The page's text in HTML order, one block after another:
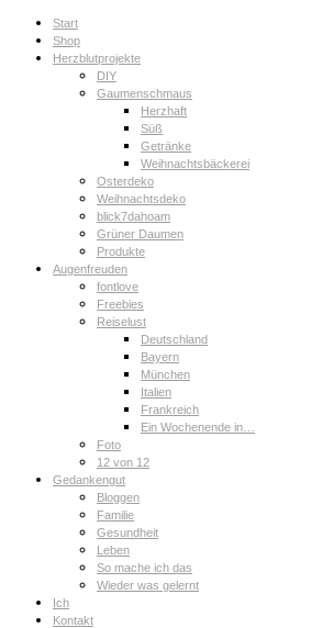
Start
Shop
Herzblutprojekte
DIY
Gaumenschmaus
Herzhaft
Süß
Getränke
Weihnachtsbäckerei
Osterdeko
Weihnachtsdeko
blick7dahoam
Grüner Daumen
Produkte
Augenfreuden
fontlove
Freebies
Reiselust
Deutschland
Bayern
München
Italien
Frankreich
Ein Wochenende in…
Foto
12 von 12
Gedankengut
Bloggen
Familie
Gesundheit
Leben
So mache ich das
Wieder was gelernt
Ich
Kontakt